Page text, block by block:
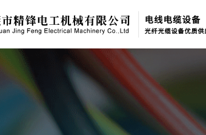
电线电缆挤出机系列 光纤光缆设备系列
公司新闻